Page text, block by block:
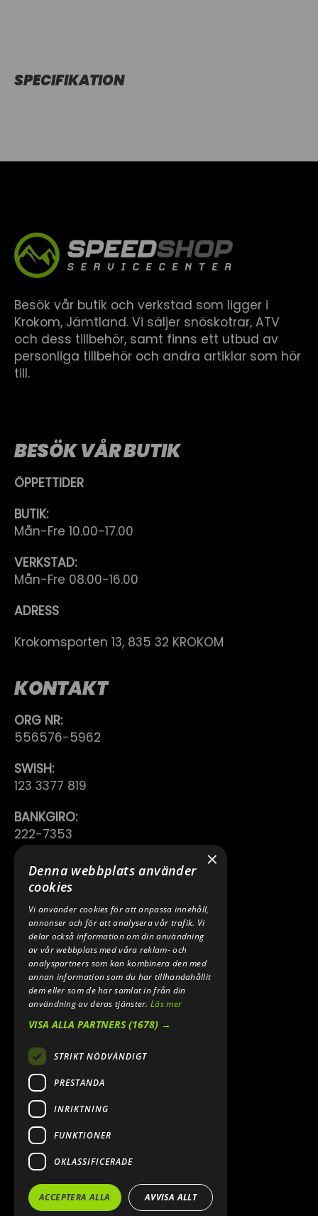
SPECIFIKATION
Besök vår butik och verkstad som ligger i
Krokom, Jämtland. Vi säljer snöskotrar, ATV
och dess tillbehör, samt finns ett utbud av
personliga tillbehör och andra artiklar som hör
till.
BESÖK VÅR BUTIK
ÖPPETTIDER
BUTIK:
Mån-Fre 10.00-17.00
VERKSTAD:
Mån-Fre 08.00-16.00
ADRESS
Krokomsporten 13, 835 32 KROKOM
KONTAKT
ORG NR:
556576-5962
SWISH:
123 3377 819
BANKGIRO:
222-7353
TELEFON:
0640 200 50
E-POST:
INFO@SPEEDSHOPEN.SE
ÅNGRA MITT KÖP
2026. ALL RIGHTS RESERVED.
POWERED BY EMPORI CMS
×
Denna webbplats använder
cookies
Vi använder cookies för att anpassa innehåll,
annonser och för att analysera vår trafik. Vi
delar också information om din användning
av vår webbplats med våra reklam- och
analyspartners som kan kombinera den med
annan information som du har tillhandahållit
dem eller som de har samlat in från din
användning av deras tjänster.Läs mer
VISA ALLA PARTNERS(1678) →
STRIKT NÖDVÄNDIGT
PRESTANDA
INRIKTNING
FUNKTIONER
OKLASSIFICERADE
ACCEPTERA ALLA AVVISA ALLT